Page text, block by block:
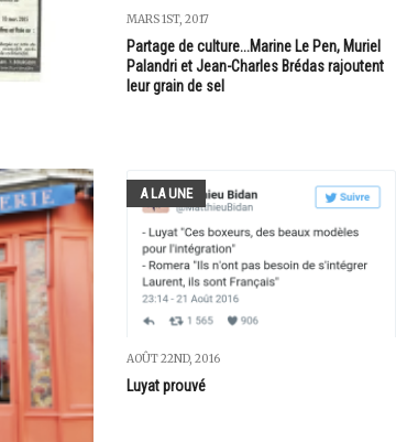
MARS 1ST, 2017
Partage de culture...Marine Le Pen, Muriel
Palandri et Jean-Charles Brédas rajoutent
leur grain de sel
A LA UNE
AOÛT 22ND, 2016
Luyat prouvé